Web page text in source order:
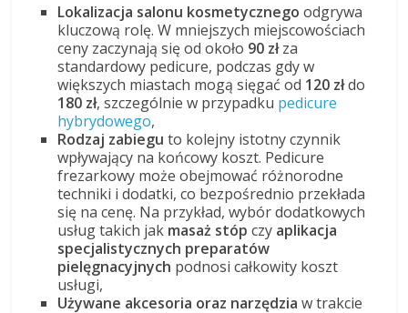
Lokalizacja salonu kosmetycznego odgrywa
kluczową rolę. W mniejszych miejscowościach
ceny zaczynają się od około 90 złza
standardowy pedicure, podczas gdy w
większych miastach mogą sięgać od 120 złdo
180 zł, szczególnie w przypadku pedicure
hybrydowego,
Rodzaj zabiegu to kolejny istotny czynnik
wpływający na końcowy koszt. Pedicure
frezarkowy może obejmować różnorodne
techniki i dodatki, co bezpośrednio przekłada
się na cenę. Na przykład, wybór dodatkowych
usług takich jak masaż stóp czy aplikacja
specjalistycznych preparatów
pielęgnacyjnych podnosi całkowity koszt
usługi,
Używane akcesoria oraz narzędzia w trakcie